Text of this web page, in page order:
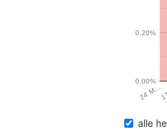
24 M…
0.00%
0.20%
alle